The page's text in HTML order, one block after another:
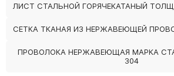
ЛИСТ СТАЛЬНОЙ ГОРЯЧЕКАТАНЫЙ
СЕТКА ТКАНАЯ ИЗ НЕРЖАВЕЮЩЕЙ
ПРОВОЛОКА НЕРЖАВЕЮЩАЯ МАРКА
304